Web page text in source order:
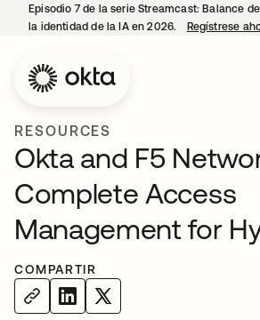
Episodio 7 de la serie Streamcast: Balance
la identidad de la IA en 2026.
Regístrese
RESOURCES
Okta and F5
Complete Access
Management for
COMPARTIR